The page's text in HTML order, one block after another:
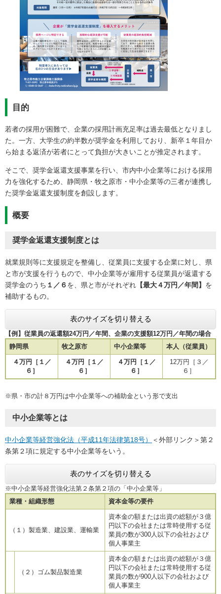
目的
若者の採用が困難で、企業の採用計画充足率は過去最低となりまし
た。一方、大学生の約半数が奨学金を利用しており、新卒１年目か
ら始まる返済が若者にとって負担が大きいことが推定されます。
そこで、奨学金返還支援事業を行い、市内中小企業等における採用
力を強化するため、静岡県・牧之原市・中小企業等の三者が連携し
た奨学金返還支援制度を創設します。
概要
奨学金返還支援制度とは
就業規則等に支援規定を整備し、従業員に支援する企業に対し、県
と市が支援を行うもので、中小企業等が雇用する従業員が返還する
奨学金のうち １／６ を、県と市がそれぞれ 【最大４万円／年間】 を
補助するもの。
表のサイズを切り替える
【例】従業員の返還額24万円／年間、企業の支援額12万円／年間の場合
静岡県
牧之原市 中小企業等 本人（従業員）
４万円［１／
６］
４万円［１／
６］
４万円［１／
６］
12万円［３／
６］
※県・市の計８万円は中小企業等への補助金という形で支出
中小企業等とは
中小企業等経営強化法（平成11年法律第18号） ＜外部リンク＞第２
条第２項に規定する中小企業等をいう。
表のサイズを切り替える
※中小企業等経営強化法第２条第２項の「中小企業等」
業種・組織形態
資本金等の要件
（１）製造業、建設業、運輸業
資本金の額または出資の総額が３億
円以下の会社または常時使用する従
業員の数が300人以下の会社および
個人事業主
（２）ゴム製品製造業
資本金の額または出資の総額が３億
円以下の会社または常時使用する従
業員の数が900人以下の会社および
個人事業主